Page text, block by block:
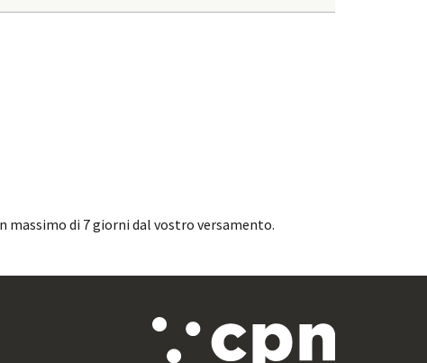
massimo di 7 giorni dal vostro versamento.